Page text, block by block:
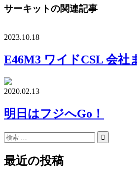
サーキットの関連記事
2023.10.18
E46M3 ワイドCSL 会社
2020.02.13
明日はフジへGo！
最近の投稿